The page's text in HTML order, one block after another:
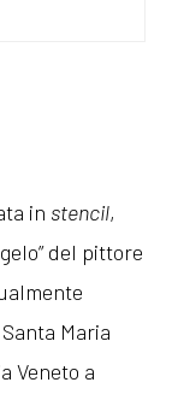
in stencil,
del pittore
Maria
Veneto a